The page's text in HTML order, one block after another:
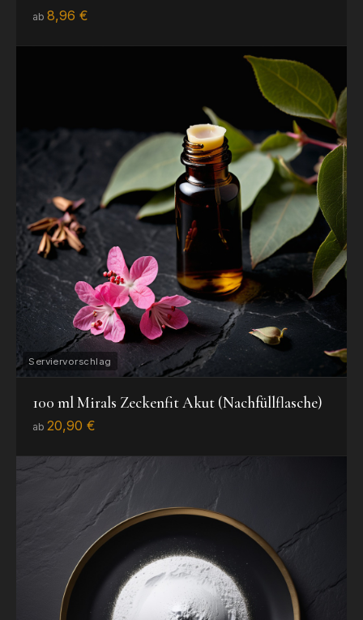
ab 8,96 €
100 ml Mirals Zeckenfit Akut (Nachfüllflasche)
ab 20,90 €